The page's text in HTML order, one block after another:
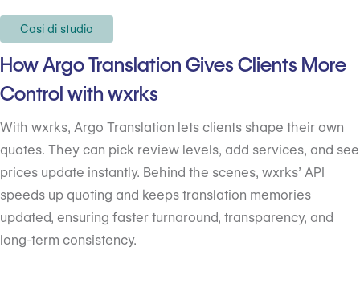
Casi di studio
How Argo Translation Gives Clients More
Control with wxrks
With wxrks, Argo Translation lets clients shape their own
quotes. They can pick review levels, add services, and see
prices update instantly. Behind the scenes, wxrks’ API
speeds up quoting and keeps translation memories
updated, ensuring faster turnaround, transparency, and
long-term consistency.